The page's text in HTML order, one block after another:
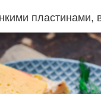
пластинами,